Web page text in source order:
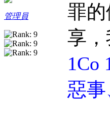
管理員
罪
享
1Co
惡